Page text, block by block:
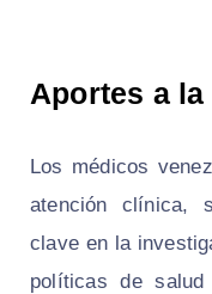
Aportes a
Los médicos
atención clínica,
clave en la
políticas de